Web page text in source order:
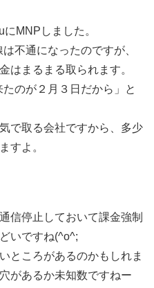
MNPしました。
不通になったのですが、
はまるまる取られます。
のが２月３日だから」と
で取る会社ですから、多少
すよ。
信停止しておいて課金強制
いですね(^o^;
ところがあるのかもしれま
があるか未知数ですねー